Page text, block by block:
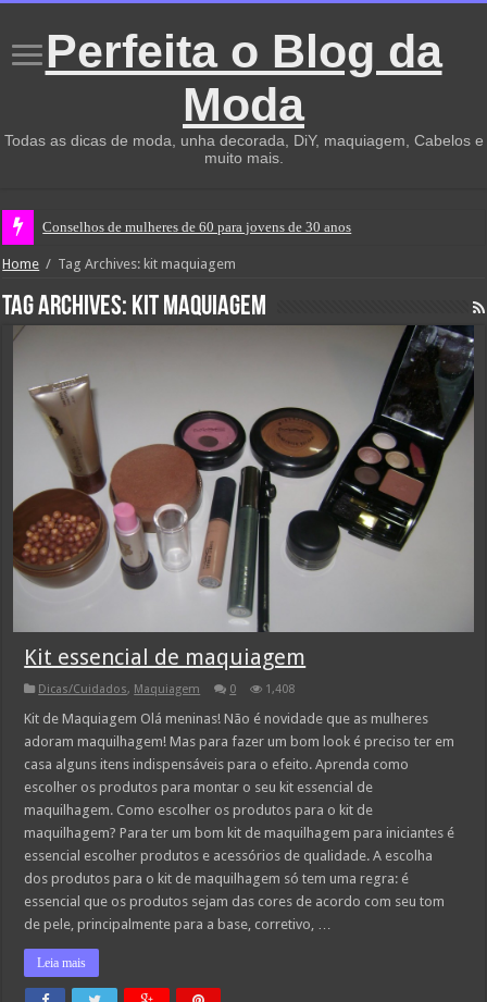
Perfeita o Blog da
Moda
Todas as dicas de moda, unha decorada, DiY, maquiagem, Cabelos e
muito mais.
Conselhos de mulheres de 60 para jovens de 30 anos
Home / Tag Archives: kit maquiagem
Tag Archives: kit maquiagem
Kit essencial de maquiagem
Dicas/Cuidados, Maquiagem 0 1,408
Kit de Maquiagem Olá meninas! Não é novidade que as mulheres
adoram maquilhagem! Mas para fazer um bom look é preciso ter em
casa alguns itens indispensáveis para o efeito. Aprenda como
escolher os produtos para montar o seu kit essencial de
maquilhagem. Como escolher os produtos para o kit de
maquilhagem? Para ter um bom kit de maquilhagem para iniciantes é
essencial escolher produtos e acessórios de qualidade. A escolha
dos produtos para o kit de maquilhagem só tem uma regra: é
essencial que os produtos sejam das cores de acordo com seu tom
de pele, principalmente para a base, corretivo, …
Leia mais